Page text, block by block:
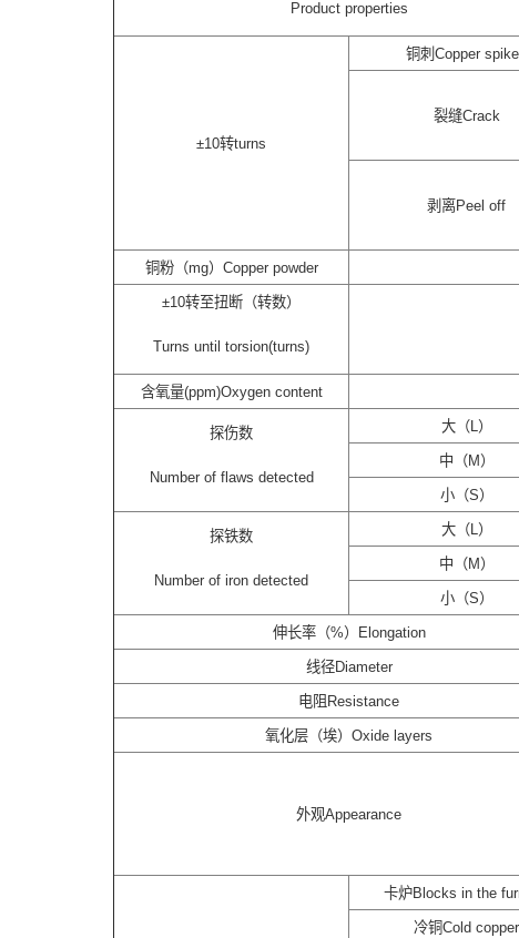
Product properties
±10转turns
铜刺Copper
裂缝Crack
剥离Peel off
铜粉（mg）Copper powder
±10转至扭断（转数）
Turns until torsion(turns)
含氧量(ppm)Oxygen content
探伤数
Number of flaws detected
大（L）
中（M）
小（S）
探铁数
Number of iron detected
大（L）
中（M）
小（S）
伸长率（%）Elongation
线径Diameter
电阻Resistance
氧化层（埃）Oxide layers
外观Appearance
卡炉Blocks in the
冷铜Cold copper